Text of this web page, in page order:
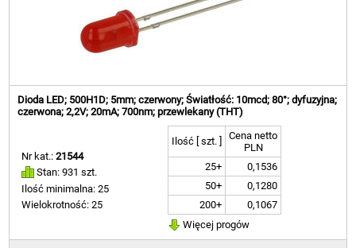
Dioda LED; 500H1D; 5mm; czerwony; Światłość: 10mcd; 80°; dyfuzyjna;
czerwona; 2,2V; 20mA; 700nm; przewlekany (THT)
Nr kat.:21544
Stan: 931 szt.
Ilość minimalna: 25
Wielokrotność: 25
Ilość [ szt. ]
Cena netto
PLN
25+
0,1536
50+
0,1280
200+
0,1067
Więcej progów